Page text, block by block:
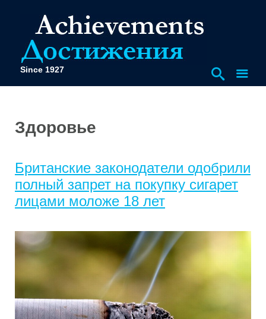
Since 1927
Здоровье
Британские законодатели одобрили
полный запрет на покупку сигарет
лицами моложе 18 лет